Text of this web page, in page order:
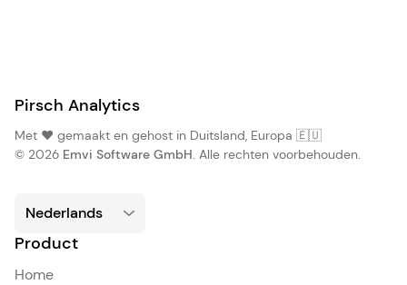
Pirsch Analytics
Met ❤️ gemaakt en gehost in Duitsland, Europa 🇪🇺
© 2026 Emvi Software GmbH. Alle rechten voorbehouden.
Product
Home